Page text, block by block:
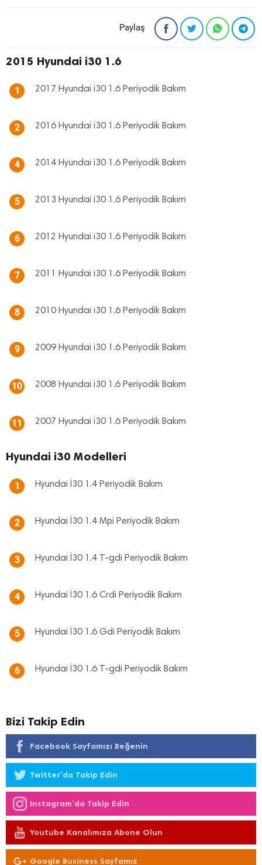
Paylaş
2015 Hyundai i30 1.6
1 2017 Hyundai i30 1.6 Periyodik Bakım
2 2016 Hyundai i30 1.6 Periyodik Bakım
4 2014 Hyundai i30 1.6 Periyodik Bakım
5 2013 Hyundai i30 1.6 Periyodik Bakım
6 2012 Hyundai i30 1.6 Periyodik Bakım
7 2011 Hyundai i30 1.6 Periyodik Bakım
8 2010 Hyundai i30 1.6 Periyodik Bakım
9 2009 Hyundai i30 1.6 Periyodik Bakım
10 2008 Hyundai i30 1.6 Periyodik Bakım
11 2007 Hyundai i30 1.6 Periyodik Bakım
Hyundai i30 Modelleri
1 Hyundai İ30 1.4 Periyodik Bakım
2 Hyundai İ30 1.4 Mpi Periyodik Bakım
3 Hyundai İ30 1.4 T-gdi Periyodik Bakım
4 Hyundai İ30 1.6 Crdi Periyodik Bakım
5 Hyundai İ30 1.6 Gdi Periyodik Bakım
6 Hyundai İ30 1.6 T-gdi Periyodik Bakım
Bizi Takip Edin
Facebook Sayfamızı Beğenin
Twitter'da Takip Edin
Instagram'da Takip Edin
Youtube Kanalımıza Abone Olun
Google Business Sayfamız